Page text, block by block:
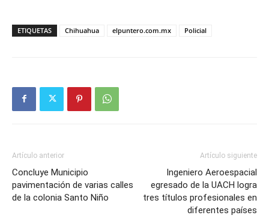
ETIQUETAS Chihuahua elpuntero.com.mx Policial
Artículo anterior
Concluye Municipio
pavimentación de varias calles
de la colonia Santo Niño
Artículo siguiente
Ingeniero Aeroespacial
egresado de la UACH logra
tres títulos profesionales en
diferentes países